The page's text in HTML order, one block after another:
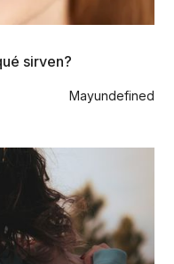
sirven?
Mayundefined